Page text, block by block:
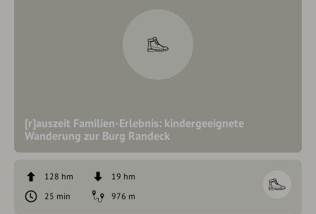
[r]auszeit Familien-Erlebnis: kindergeeignete
Wanderung zur Burg Randeck
128 hm
19 hm
25 min
976 m